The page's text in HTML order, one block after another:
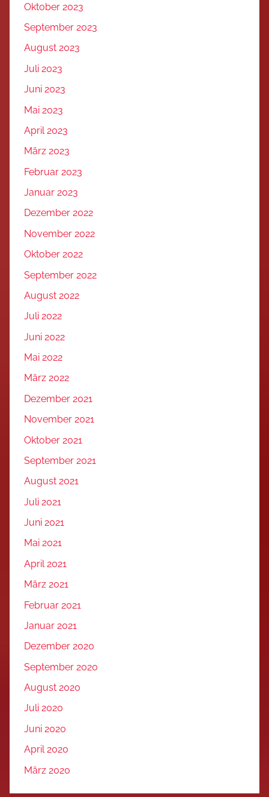
Oktober 2023
September 2023
August 2023
Juli 2023
Juni 2023
Mai 2023
April 2023
März 2023
Februar 2023
Januar 2023
Dezember 2022
November 2022
Oktober 2022
September 2022
August 2022
Juli 2022
Juni 2022
Mai 2022
März 2022
Dezember 2021
November 2021
Oktober 2021
September 2021
August 2021
Juli 2021
Juni 2021
Mai 2021
April 2021
März 2021
Februar 2021
Januar 2021
Dezember 2020
September 2020
August 2020
Juli 2020
Juni 2020
April 2020
März 2020